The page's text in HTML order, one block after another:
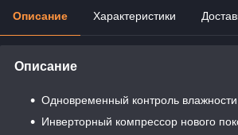
Описание Характеристики
Описание
Одновременный контроль
Инверторный компрессор нового